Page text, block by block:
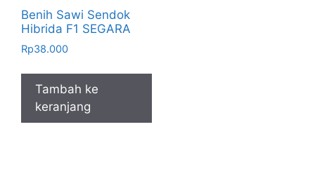
Benih Sawi Sendok
Hibrida F1 SEGARA
Rp38.000
Tambah ke
keranjang